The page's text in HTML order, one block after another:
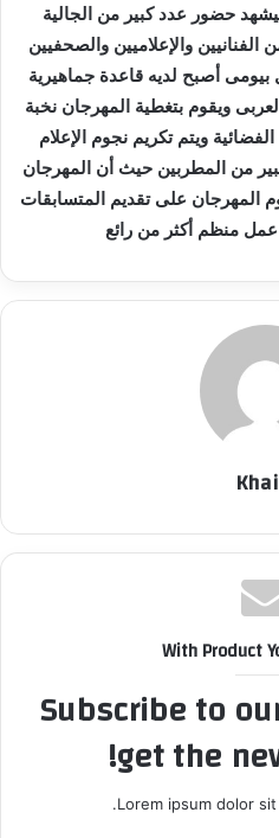
حضور عدد كبير من الجالية
الفنانيين والإعلاميين والصحفيين
بيومى أصبح لديه قاعدة جماهيرية
ويقوم بتغطية المهرجان نخبة
ويتم تكريم نجوم الإعلام
من المطربين حيث أن المهرجان
المهرجان على تقديم المتسابقات
عمل منظم أكثر من رائع
With Product
Subscribe to
get the
Lorem ipsum dolor